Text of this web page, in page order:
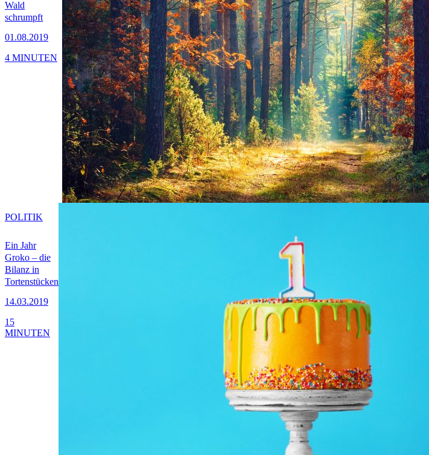
Wald
schrumpft
01.08.2019
4 MINUTEN
Ein Jahr
Groko – die
Bilanz in
Tortenstücken
14.03.2019
POLITIK
15
MINUTEN